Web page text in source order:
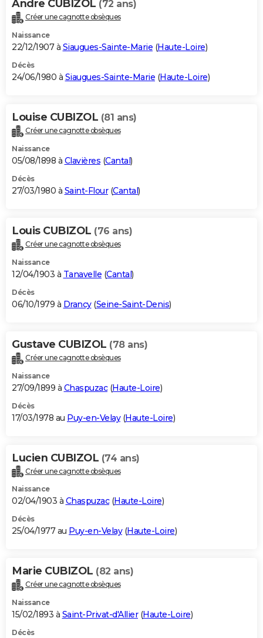
Andre CUBIZOL (72 ans)
Créer une cagnotte obsèques
Naissance
22/12/1907 à Siaugues-Sainte-Marie (Haute-Loire)
Décès
24/06/1980 à Siaugues-Sainte-Marie (Haute-Loire)
Louise CUBIZOL (81 ans)
Créer une cagnotte obsèques
Naissance
05/08/1898 à Clavières (Cantal)
Décès
27/03/1980 à Saint-Flour(Cantal)
Louis CUBIZOL (76 ans)
Créer une cagnotte obsèques
Naissance
12/04/1903 à Tanavelle (Cantal)
Décès
06/10/1979 à Drancy(Seine-Saint-Denis)
Gustave CUBIZOL (78 ans)
Créer une cagnotte obsèques
Naissance
27/09/1899 à Chaspuzac(Haute-Loire)
Décès
17/03/1978 au Puy-en-Velay(Haute-Loire)
Lucien CUBIZOL (74 ans)
Créer une cagnotte obsèques
Naissance
02/04/1903 à Chaspuzac(Haute-Loire)
Décès
25/04/1977 au Puy-en-Velay(Haute-Loire)
Marie CUBIZOL (82 ans)
Créer une cagnotte obsèques
Naissance
15/02/1893 à Saint-Privat-d'Allier(Haute-Loire)
Décès